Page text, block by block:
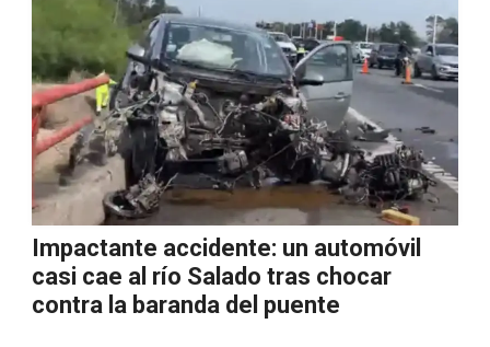
Impactante accidente: un automóvil
casi cae al río Salado tras chocar
contra la baranda del puente